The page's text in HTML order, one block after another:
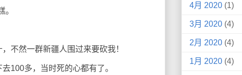
然一群新疆人围过来要砍我！
多，当时死的心都有了。
4月 2020 (1)
3月 2020 (4)
2月 2020 (4)
1月 2020 (4)